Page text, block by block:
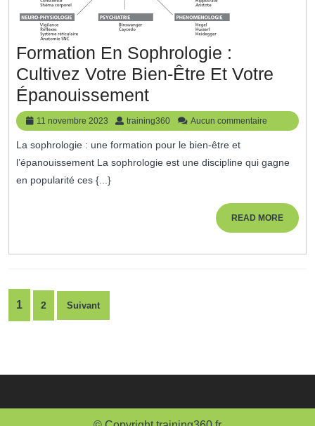
Formation En Sophrologie :
Cultivez Votre Bien-Être Et Votre
ÉpanouissementFormation
En
Sophrologie
:
11 novembre 2023
11
novembre
2023
training360 training360
Aucun commentaire
La sophrologie : une formation pour le bien-être et
l’épanouissement La sophrologie est une discipline qui gagne
en popularité ces {...}
READ MOREREAD
MORE
Pagination
des
1 2 Suivant